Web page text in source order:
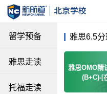
留学预备
雅思走读
托福走读
雅思6.5分
雅思OMO精
(B+C)-[